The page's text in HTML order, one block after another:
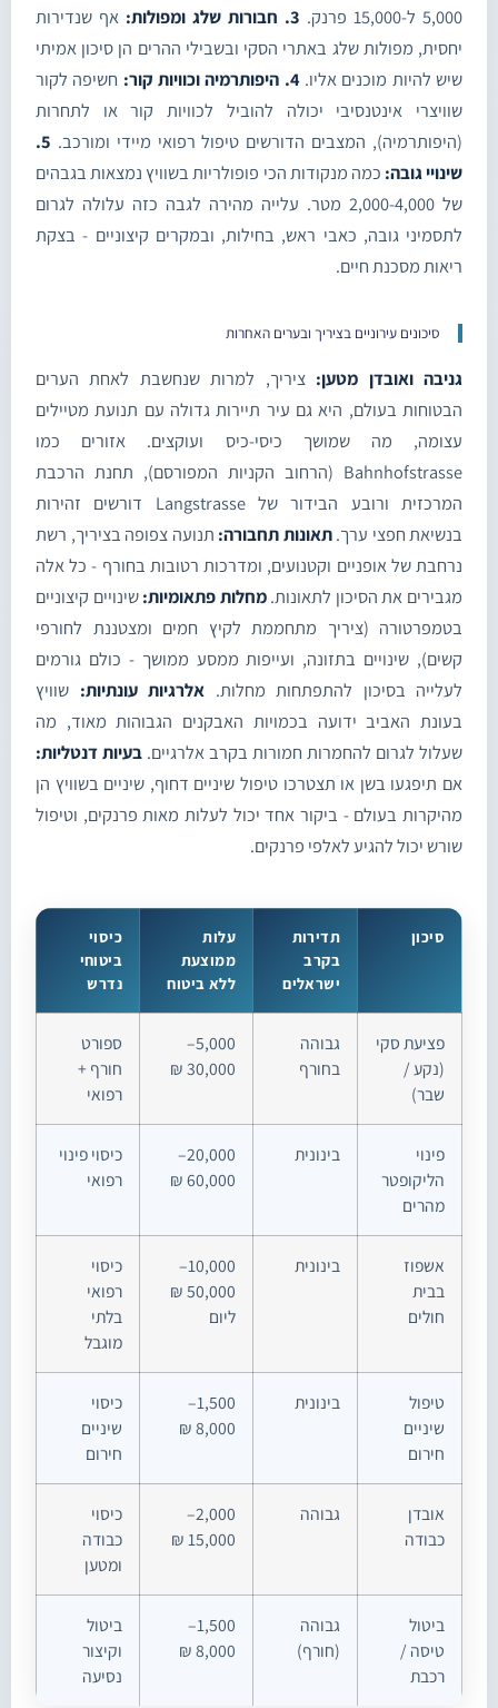
5,000 ל-15,000 פרנק. 3. חבורות שלג ומפולות:
אף שנדירות
יחסית, מפולות שלג באתרי הסקי ובשבילי ההרים הן סיכון אמיתי
שיש להיות מוכנים אליו. 4. היפותרמיה וכוויות קור:
חשיפה לקור
שוויצרי אינטנסיבי יכולה להוביל לכוויות קור או לתחרות
(היפותרמיה), המצבים הדורשים טיפול רפואי מיידי ומורכב.
5.
שינויי גובה: כמה מנקודות הכי פופולריות בשוויץ נמצאות בגבהים
של 2,000-4,000 מטר. עלייה מהירה לגבה כזה עלולה לגרום
לתסמיני גובה, כאבי ראש, בחילות, ובמקרים קיצוניים - בצקת
ריאות מסכנת חיים.
סיכונים עירוניים בציריך ובערים האחרות
גניבה ואובדן מטען:ציריך, למרות שנחשבת לאחת הערים
הבטוחות בעולם, היא גם עיר תיירות גדולה עם תנועת מטיילים
עצומה, מה שמושך כיסי-כיס ועוקצים. אזורים כמו
Bahnhofstrasse (הרחוב הקניות המפורסם), תחנת הרכבת
המרכזית ורובע הבידור של Langstrasse דורשים זהירות
בנשיאת חפצי ערך.תאונות תחבורה: תנועה צפופה בציריך, רשת
נרחבת של אופניים וקטנועים, ומדרכות רטובות בחורף - כל אלה
מגבירים את הסיכון לתאונות.מחלות פתאומיות:שינויים קיצוניים
בטמפרטורה (ציריך מתחממת לקיץ חמים ומצטננת לחורפי
קשים), שינויים בתזונה, ועייפות ממסע ממושך - כולם גורמים
לעלייה בסיכון להתפתחות מחלות. אלרגיות עונתיות: שוויץ
בעונת האביב ידועה בכמויות האבקנים הגבוהות מאוד, מה
שעלול לגרום להחמרות חמורות בקרב אלרגיים. בעיות דנטליות:
אם תיפגעו בשן או תצטרכו טיפול שיניים דחוף, שיניים בשוויץ הן
מהיקרות בעולם - ביקור אחד יכול לעלות מאות פרנקים, וטיפול
שורש יכול להגיע לאלפי פרנקים.
סיכון
תדירות
בקרב
ישראלים
עלות
ממוצעת
ללא ביטוח
כיסוי
ביטוחי
נדרש
פציעת סקי
(נקע /
שבר)
גבוהה
בחורף
5,000–
30,000 ₪
ספורט
חורף +
רפואי
פינוי
הליקופטר
מהרים
בינונית
20,000–
60,000 ₪
כיסוי פינוי
רפואי
אשפוז
בבית
חולים
בינונית
10,000–
50,000 ₪
ליום
כיסוי
רפואי
בלתי
מוגבל
טיפול
שיניים
חירום
בינונית
1,500–
8,000 ₪
כיסוי
שיניים
חירום
אובדן
כבודה
גבוהה
2,000–
15,000 ₪
כיסוי
כבודה
ומטען
ביטול
טיסה /
רכבת
גבוהה
(חורף)
1,500–
8,000 ₪
ביטול
וקיצור
נסיעה